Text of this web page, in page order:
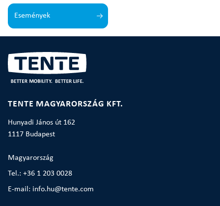
Események
TENTE MAGYARORSZÁG KFT.
Hunyadi János út 162
1117 Budapest
Magyarország
Tel.: +36 1 203 0028
E-mail: info.hu@tente.com